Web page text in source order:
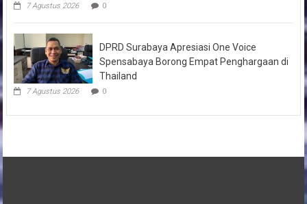
7 Agustus 2026 0
DPRD Surabaya Apresiasi One Voice
Spensabaya Borong Empat Penghargaan di
Thailand
7 Agustus 2026 0